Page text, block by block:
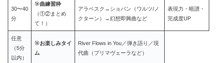
30〜40
分
🎯曲練習枠
（①②まとめ
て！）
アラベスク→ショパン（ワルツ/ノ
クターン）→幻想即興曲など
表現力・暗譜・
完成度UP
任意
（5分
以内）
🎯お楽しみタイ
ム
River Flows in You／弾き語り／現
代曲（プリマヴェーラなど）